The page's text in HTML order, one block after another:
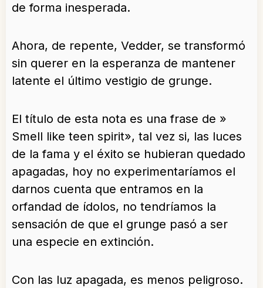
de forma inesperada.
Ahora, de repente, Vedder, se transformó
sin querer en la esperanza de mantener
latente el último vestigio de grunge.
El título de esta nota es una frase de »
Smell like teen spirit», tal vez si, las luces
de la fama y el éxito se hubieran quedado
apagadas, hoy no experimentaríamos el
darnos cuenta que entramos en la
orfandad de ídolos, no tendríamos la
sensación de que el grunge pasó a ser
una especie en extinción.
Con las luz apagada, es menos peligroso.